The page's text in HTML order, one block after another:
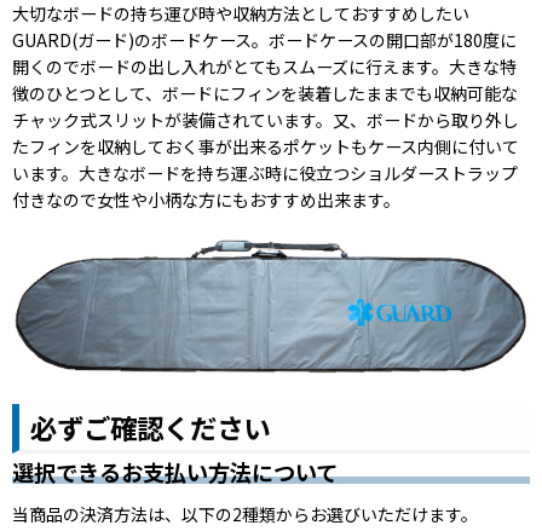
大切なボードの持ち運び時や収納方法としておすすめしたい
GUARD(ガード)のボードケース。ボードケースの開口部が180度に
開くのでボードの出し入れがとてもスムーズに行えます。大きな特
徴のひとつとして、ボードにフィンを装着したままでも収納可能な
チャック式スリットが装備されています。又、ボードから取り外し
たフィンを収納しておく事が出来るポケットもケース内側に付いて
います。大きなボードを持ち運ぶ時に役立つショルダーストラップ
付きなので女性や小柄な方にもおすすめ出来ます。
必ずご確認ください
選択できるお支払い方法について
当商品の決済方法は、以下の2種類からお選びいただけます。